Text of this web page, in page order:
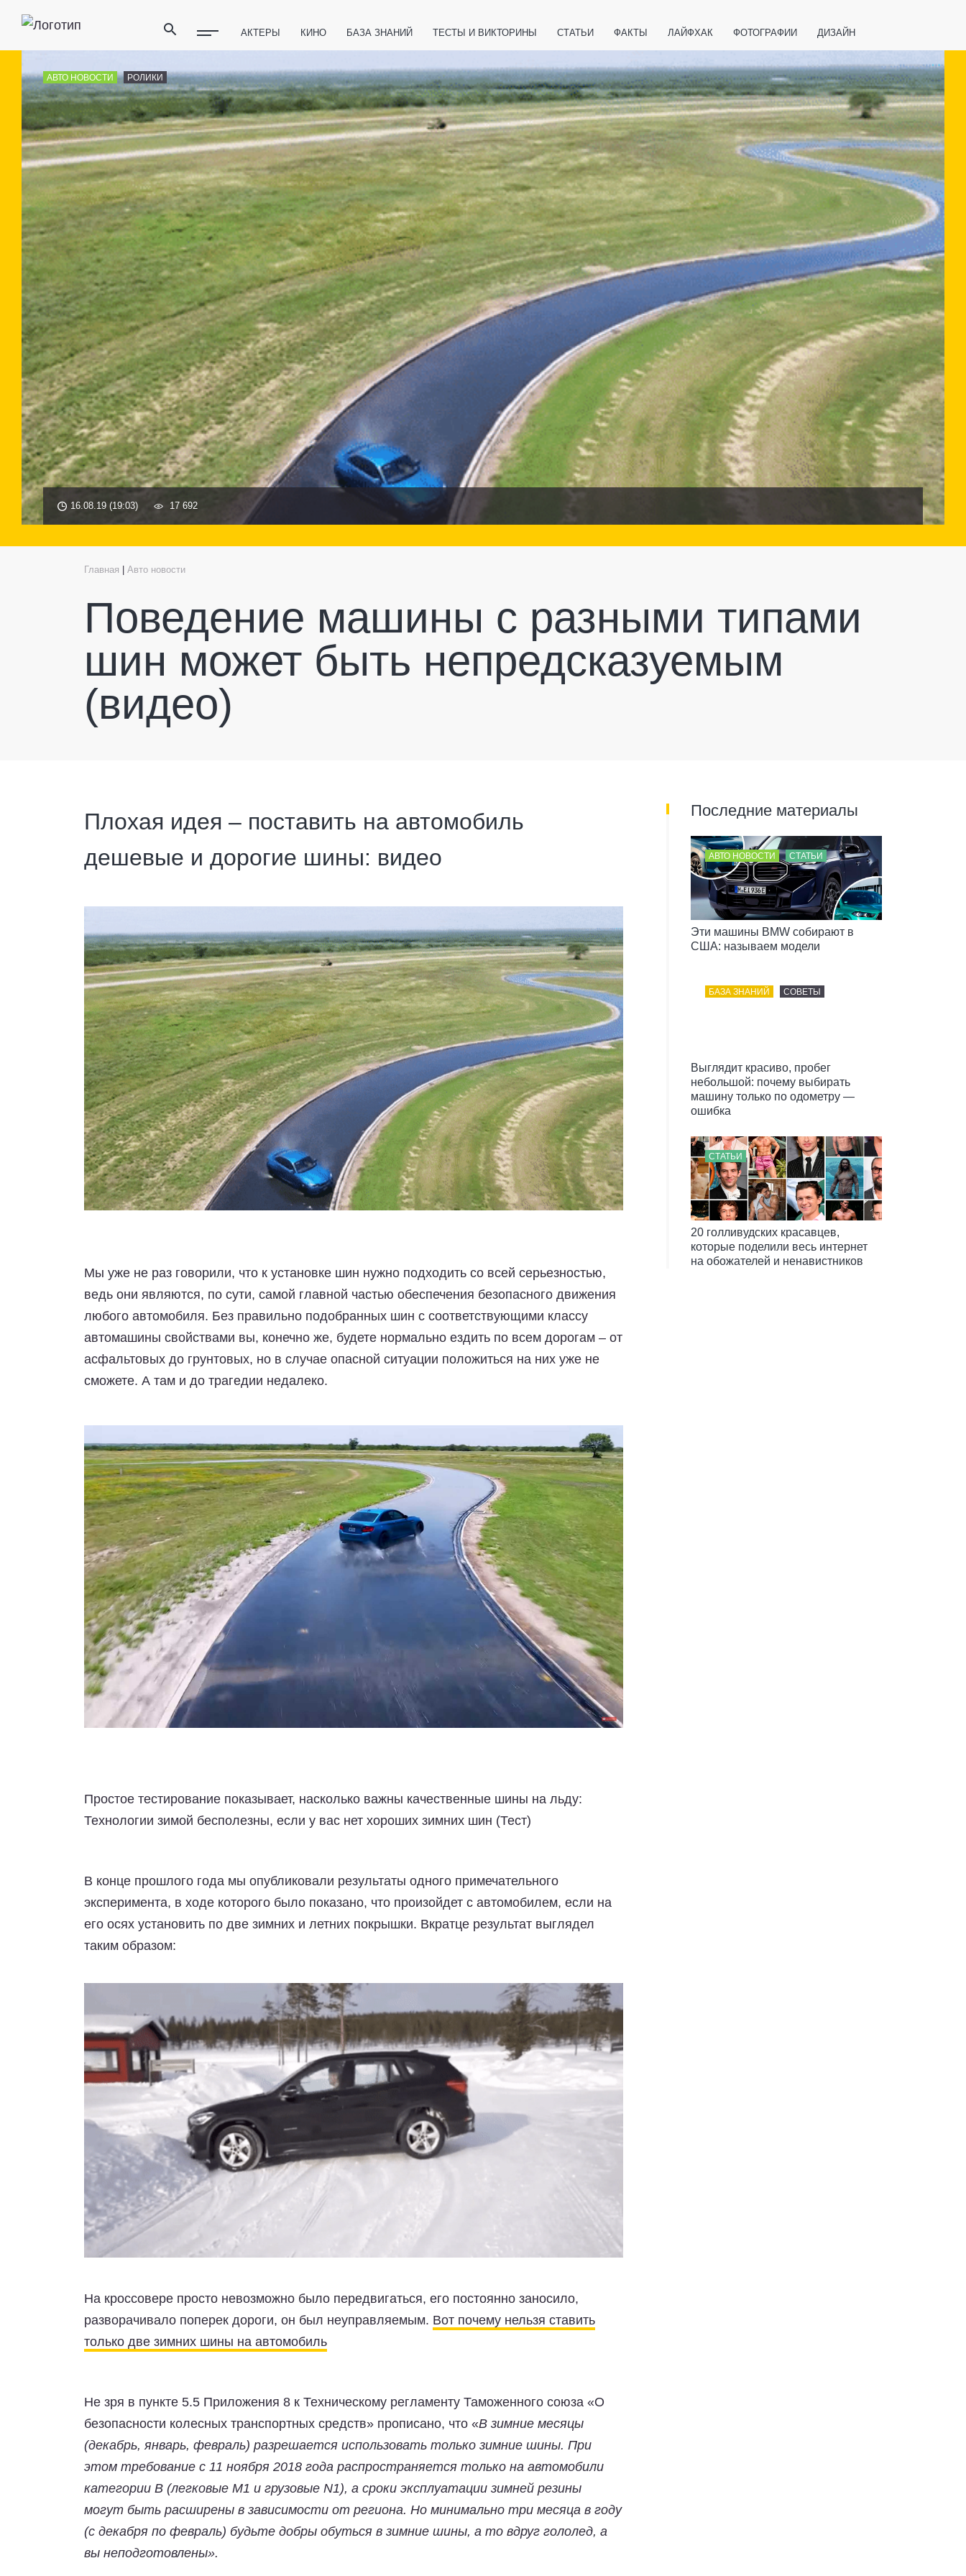
АКТЕРЫ КИНО БАЗА ЗНАНИЙ ТЕСТЫ И ВИКТОРИНЫ СТАТЬИ ФАКТЫ ЛАЙФХАК ФОТОГРАФИИ ДИЗАЙН
ФИТНЕС ТЕХНОЛОГИИ
АВТО НОВОСТИ РОЛИКИ
16.08.19 (19:03) 17 692
Главная Авто новости
Поведение машины с разными типами
шин может быть непредсказуемым
(видео)
Плохая идея – поставить на автомобиль
дешевые и дорогие шины: видео
Мы уже не раз говорили, что к установке шин нужно подходить со всей серьезностью,
ведь они являются, по сути, самой главной частью обеспечения безопасного движения
любого автомобиля. Без правильно подобранных шин с соответствующими классу
автомашины свойствами вы, конечно же, будете нормально ездить по всем дорогам – от
асфальтовых до грунтовых, но в случае опасной ситуации положиться на них уже не
сможете. А там и до трагедии недалеко.
Простое тестирование показывает, насколько важны качественные шины на льду:
Технологии зимой бесполезны, если у вас нет хороших зимних шин (Тест)
В конце прошлого года мы опубликовали результаты одного примечательного
эксперимента, в ходе которого было показано, что произойдет с автомобилем, если на
его осях установить по две зимних и летних покрышки. Вкратце результат выглядел
таким образом:
На кроссовере просто невозможно было передвигаться, его постоянно заносило,
разворачивало поперек дороги, он был неуправляемым. Вот почему нельзя ставить
только две зимних шины на автомобиль
Не зря в пункте 5.5 Приложения 8 к Техническому регламенту Таможенного союза «О
безопасности колесных транспортных средств» прописано, что «В зимние месяцы
(декабрь, январь, февраль) разрешается использовать только зимние шины. При
этом требование с 11 ноября 2018 года распространяется только на автомобили
категории B (легковые M1 и грузовые N1), а сроки эксплуатации зимней резины
могут быть расширены в зависимости от региона. Но минимально три месяца в году
(с декабря по февраль) будьте добры обуться в зимние шины, а то вдруг гололед, а
вы неподготовлены».
Последние материалы
АВТО НОВОСТИ СТАТЬИ
Эти машины BMW собирают в
США: называем модели
БАЗА ЗНАНИЙ СОВЕТЫ
Выглядит красиво, пробег
небольшой: почему выбирать
машину только по одометру —
ошибка
СТАТЬИ
20 голливудских красавцев,
которые поделили весь интернет
на обожателей и ненавистников